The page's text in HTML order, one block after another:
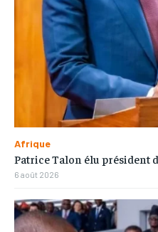
Afrique
Patrice Talon élu président
6 août 2026